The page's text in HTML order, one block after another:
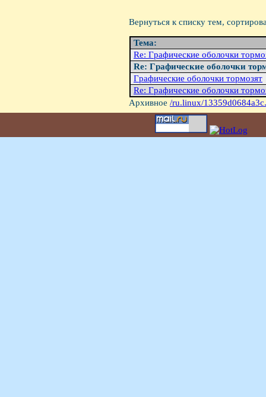
Вернуться к списку тем,
Тема:
Re: Гpафические оболочки
Re: Гpафические оболочки
Гpафические оболочки тоpмозят
Re: Гpафические оболочки
Архивное /ru.linux/